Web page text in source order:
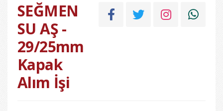
SEĞMEN
SU AŞ -
29/25mm
Kapak
Alım İşi